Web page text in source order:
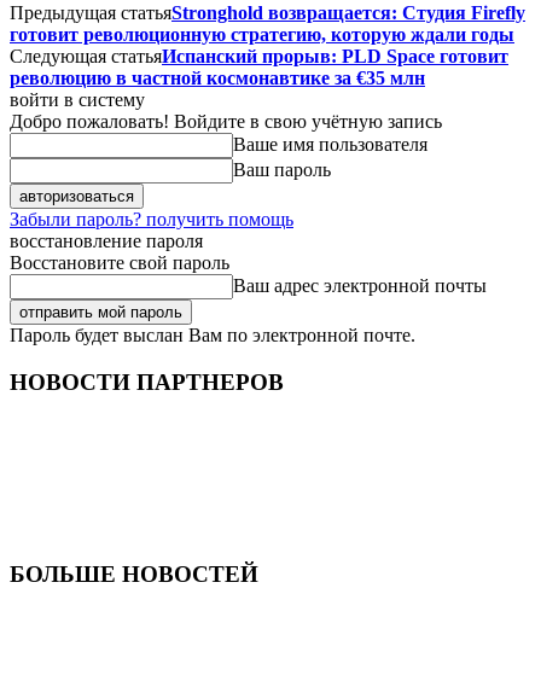
Предыдущая статьяStronghold возвращается: Студия Firefly
готовит революционную стратегию, которую ждали годы
Следующая статьяИспанский прорыв: PLD Space готовит
революцию в частной космонавтике за €35 млн
войти в систему
Добро пожаловать! Войдите в свою учётную запись
Ваше имя пользователя
Ваш пароль
Забыли пароль? получить помощь
восстановление пароля
Восстановите свой пароль
Ваш адрес электронной почты
Пароль будет выслан Вам по электронной почте.
НОВОСТИ ПАРТНЕРОВ
БОЛЬШЕ НОВОСТЕЙ